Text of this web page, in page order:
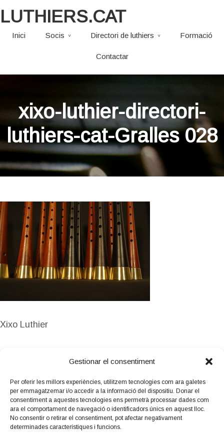
Gestionar el consentiment
Per oferir les millors experiències, utilitzem tecnologies com ara galetes
per emmagatzemar i/o accedir a la informació del dispositiu. Donar el
consentiment a aquestes tecnologies ens permetrà processar dades com
ara el comportament de navegació o identificadors únics en aquest lloc.
No consentir o retirar el consentiment, pot afectar negativament
determinades característiques i funcions.
LUTHIERS.CAT
Inici Socis Directori de luthiers Formació
Contactar
xixo-luthier-directori-
luthiers-cat-Gralles 028
Xixo Luthier
Amb el suport
de: